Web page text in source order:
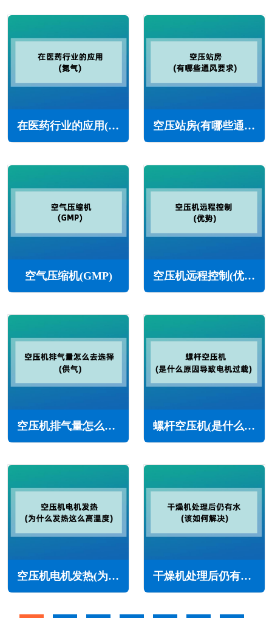
在医药行业的应用(氮气) 空压站房(有哪些通风要求)
空气压缩机(GMP) 空压机远程控制(优势)
空压机排气量怎么去选择(供气) 螺杆空压机(是什么原因导致电机过载)
空压机电机发热(为什么发热这么高温度) 干燥机处理后仍有水(该如何解决)